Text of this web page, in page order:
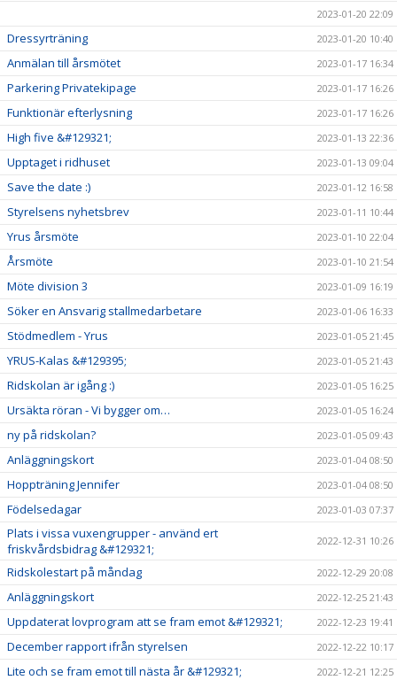
2023-01-20 22:09
Dressyrträning 2023-01-20 10:40
Anmälan till årsmötet 2023-01-17 16:34
Parkering Privatekipage 2023-01-17 16:26
Funktionär efterlysning 2023-01-17 16:26
High five &#129321; 2023-01-13 22:36
Upptaget i ridhuset 2023-01-13 09:04
Save the date :) 2023-01-12 16:58
Styrelsens nyhetsbrev 2023-01-11 10:44
Yrus årsmöte 2023-01-10 22:04
Årsmöte 2023-01-10 21:54
Möte division 3 2023-01-09 16:19
Söker en Ansvarig stallmedarbetare 2023-01-06 16:33
Stödmedlem - Yrus 2023-01-05 21:45
YRUS-Kalas &#129395; 2023-01-05 21:43
Ridskolan är igång :) 2023-01-05 16:25
Ursäkta röran - Vi bygger om… 2023-01-05 16:24
ny på ridskolan? 2023-01-05 09:43
Anläggningskort 2023-01-04 08:50
Hoppträning Jennifer 2023-01-04 08:50
Födelsedagar 2023-01-03 07:37
Plats i vissa vuxengrupper - använd ert
friskvårdsbidrag &#129321;
2022-12-31 10:26
Ridskolestart på måndag 2022-12-29 20:08
Anläggningskort 2022-12-25 21:43
Uppdaterat lovprogram att se fram emot &#129321; 2022-12-23 19:41
December rapport ifrån styrelsen 2022-12-22 10:17
Lite och se fram emot till nästa år &#129321; 2022-12-21 12:25